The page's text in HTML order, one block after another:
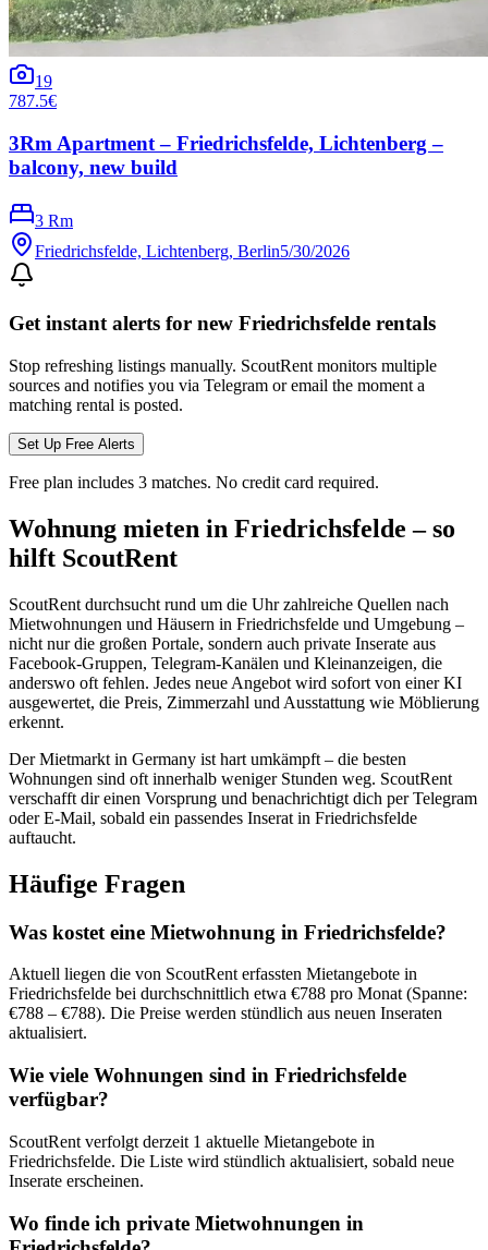
19
787.5€
3Rm Apartment – Friedrichsfelde, Lichtenberg –
balcony, new build
3 Rm
Friedrichsfelde, Lichtenberg, Berlin5/30/2026
Get instant alerts for new Friedrichsfelde rentals
Stop refreshing listings manually. ScoutRent monitors multiple
sources and notifies you via Telegram or email the moment a
matching rental is posted.
Set Up Free Alerts
Free plan includes 3 matches. No credit card required.
Wohnung mieten in Friedrichsfelde – so
hilft ScoutRent
ScoutRent durchsucht rund um die Uhr zahlreiche Quellen nach
Mietwohnungen und Häusern in Friedrichsfelde und Umgebung –
nicht nur die großen Portale, sondern auch private Inserate aus
Facebook-Gruppen, Telegram-Kanälen und Kleinanzeigen, die
anderswo oft fehlen. Jedes neue Angebot wird sofort von einer KI
ausgewertet, die Preis, Zimmerzahl und Ausstattung wie Möblierung
erkennt.
Der Mietmarkt in Germany ist hart umkämpft – die besten
Wohnungen sind oft innerhalb weniger Stunden weg. ScoutRent
verschafft dir einen Vorsprung und benachrichtigt dich per Telegram
oder E-Mail, sobald ein passendes Inserat in Friedrichsfelde
auftaucht.
Häufige Fragen
Was kostet eine Mietwohnung in Friedrichsfelde?
Aktuell liegen die von ScoutRent erfassten Mietangebote in
Friedrichsfelde bei durchschnittlich etwa €788 pro Monat (Spanne:
€788 – €788). Die Preise werden stündlich aus neuen Inseraten
aktualisiert.
Wie viele Wohnungen sind in Friedrichsfelde
verfügbar?
ScoutRent verfolgt derzeit 1 aktuelle Mietangebote in
Friedrichsfelde. Die Liste wird stündlich aktualisiert, sobald neue
Inserate erscheinen.
Wo finde ich private Mietwohnungen in